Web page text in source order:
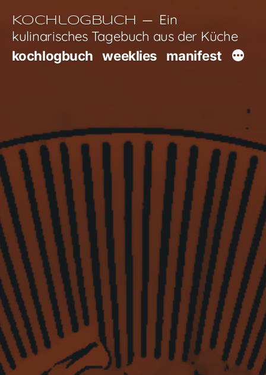
Inhalt
springen
Kochlogbuch
Ein
kulinarisches Tagebuch aus der Küche
kochlogbuch weeklies manifest